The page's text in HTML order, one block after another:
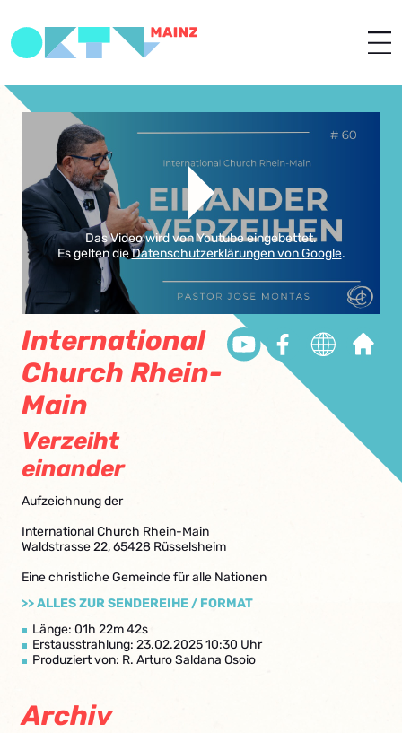
Das Video wird von Youtube eingebettet.
Es gelten dieDatenschutzerklärungen von Google.
International
Church Rhein-
Main
Verzeiht
einander
Aufzeichnung der
International Church Rhein-Main
Waldstrasse 22, 65428 Rüsselsheim
Eine christliche Gemeinde für alle Nationen
>> ALLES ZUR SENDEREIHE / FORMAT
Länge: 01h 22m 42s
Erstausstrahlung: 23.02.2025 10:30 Uhr
Produziert von: R. Arturo Saldana Osoio
Archiv